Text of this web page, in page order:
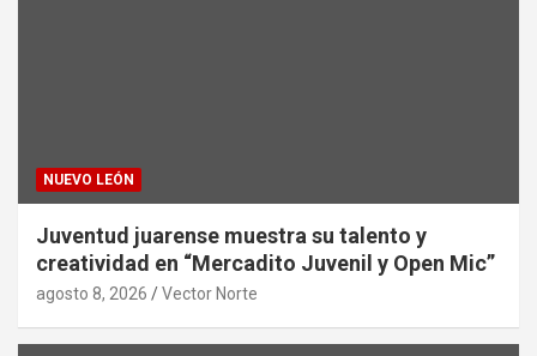
NUEVO LEÓN
Juventud juarense muestra su talento y
creatividad en “Mercadito Juvenil y Open Mic”
agosto 8, 2026 Vector Norte